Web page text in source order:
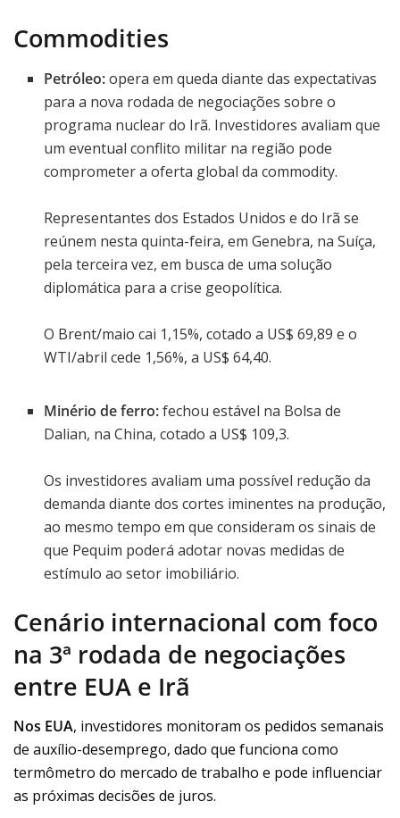
Commodities
Petróleo:opera em queda diante das expectativas
para a nova rodada de negociações sobre o
programa nuclear do Irã. Investidores avaliam que
um eventual conflito militar na região pode
comprometer a oferta global da commodity.
Representantes dos Estados Unidos e do Irã se
reúnem nesta quinta-feira, em Genebra, na Suíça,
pela terceira vez, em busca de uma solução
diplomática para a crise geopolítica.
O Brent/maio cai 1,15%, cotado a US$ 69,89 e o
WTI/abril cede 1,56%, a US$ 64,40.
Minério de ferro:fechou estável na Bolsa de
Dalian, na China, cotado a US$ 109,3.
Os investidores avaliam uma possível redução da
demanda diante dos cortes iminentes na produção,
ao mesmo tempo em que consideram os sinais de
que Pequim poderá adotar novas medidas de
estímulo ao setor imobiliário.
Cenário internacional com foco
na 3ª rodada de negociações
entre EUA e Irã
Nos EUA, investidores monitoram os pedidos semanais
de auxílio-desemprego, dado que funciona como
termômetro do mercado de trabalho e pode influenciar
as próximas decisões de juros.